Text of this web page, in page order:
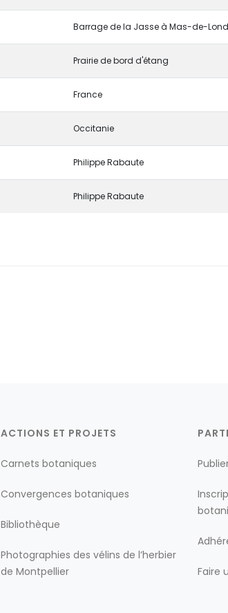
Barrage de la Jasse à Mas-de-
Prairie de bord d'étang
France
Occitanie
Philippe Rabaute
Philippe Rabaute
ACTIONS ET PROJETS
Carnets botaniques
Convergences botaniques
Bibliothèque
Photographies des vélins de l’herbier
de Montpellier
Faire